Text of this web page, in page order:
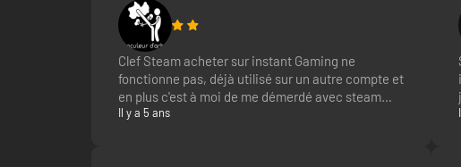
Clef Steam acheter sur instant Gaming ne
fonctionne pas, déjà utilisé sur un autre compte et
en plus c'est à moi de me démerdé avec steam
pour savoir pk la clef est déjà utilisé.
Il y a 5 ans